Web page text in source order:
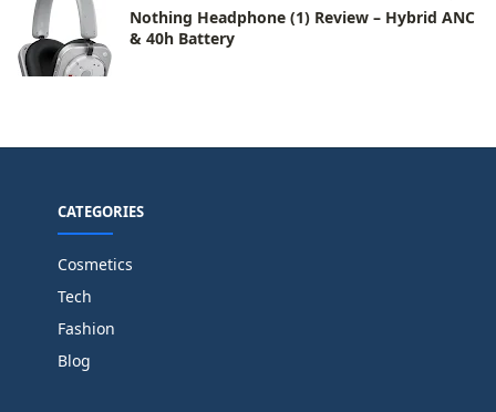
Nothing Headphone (1) Review – Hybrid ANC
& 40h Battery
CATEGORIES
Cosmetics
Tech
Fashion
Blog